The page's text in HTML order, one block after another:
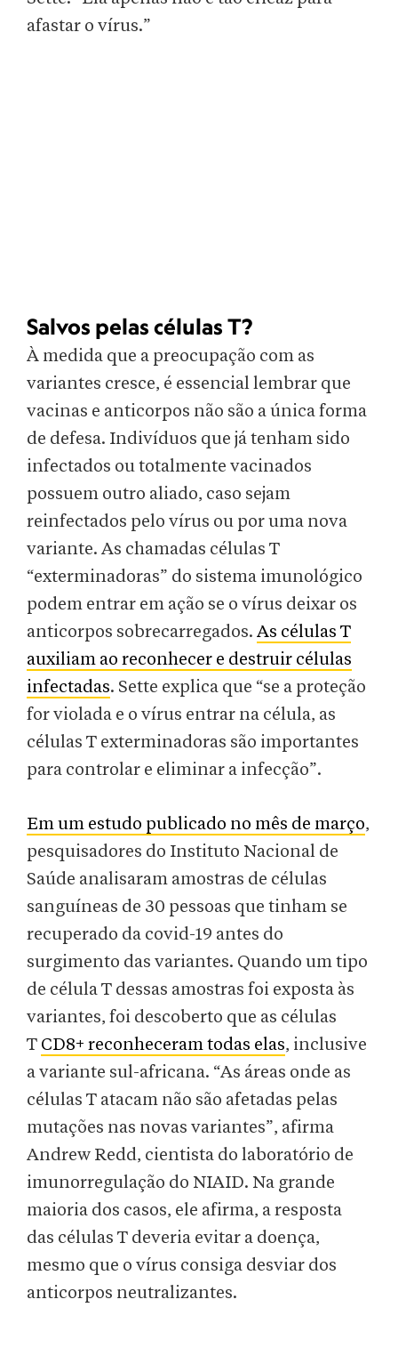
afastar o vírus.”
Salvos pelas células T?
À medida que a preocupação com as
variantes cresce, é essencial lembrar que
vacinas e anticorpos não são a única forma
de defesa. Indivíduos que já tenham sido
infectados ou totalmente vacinados
possuem outro aliado, caso sejam
reinfectados pelo vírus ou por uma nova
variante. As chamadas células T
“exterminadoras” do sistema imunológico
podem entrar em ação se o vírus deixar os
anticorpos sobrecarregados. As células T
auxiliam ao reconhecer e destruir células
infectadas. Sette explica que “se a proteção
for violada e o vírus entrar na célula, as
células T exterminadoras são importantes
para controlar e eliminar a infecção”.
Em um estudo publicado no mês de março,
pesquisadores do Instituto Nacional de
Saúde analisaram amostras de células
sanguíneas de 30 pessoas que tinham se
recuperado da covid-19 antes do
surgimento das variantes. Quando um tipo
de célula T dessas amostras foi exposta às
variantes, foi descoberto que as células
T CD8+ reconheceram todas elas, inclusive
a variante sul-africana. “As áreas onde as
células T atacam não são afetadas pelas
mutações nas novas variantes”, afirma
Andrew Redd, cientista do laboratório de
imunorregulação do NIAID. Na grande
maioria dos casos, ele afirma, a resposta
das células T deveria evitar a doença,
mesmo que o vírus consiga desviar dos
anticorpos neutralizantes.